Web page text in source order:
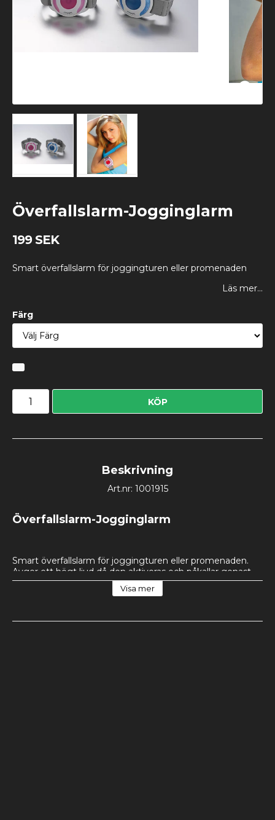
Överfallslarm-Jogginglarm
199 SEK
Smart överfallslarm för joggingturen eller promenaden
Läs mer...
Färg
KÖP
Beskrivning
Art.nr: 1001915
Överfallslarm-Jogginglarm
Smart överfallslarm för joggingturen eller promenaden.
Avger ett högt ljud då den aktiveras och påkallar genast
uppmärksamhet och skrämmer förövaren. Aktiveras
enkelt genom ett enkelt knapptryck. Fästs enkelt på
Visa mer